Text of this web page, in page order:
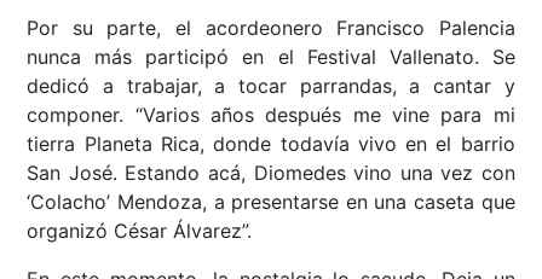
Por su parte, el acordeonero Francisco Palencia
nunca más participó en el Festival Vallenato. Se
dedicó a trabajar, a tocar parrandas, a cantar y
componer. “Varios años después me vine para mi
tierra Planeta Rica, donde todavía vivo en el barrio
San José. Estando acá, Diomedes vino una vez con
‘Colacho’ Mendoza, a presentarse en una caseta que
organizó César Álvarez”.